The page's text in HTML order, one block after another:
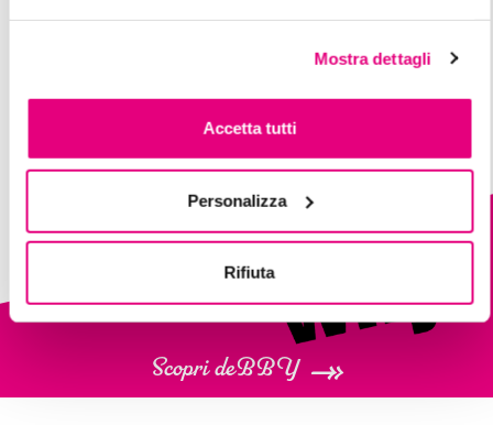
Mostra dettagli
Accetta tutti
Personalizza
Rifiuta
N°03 HONEY
Scopri deBBY